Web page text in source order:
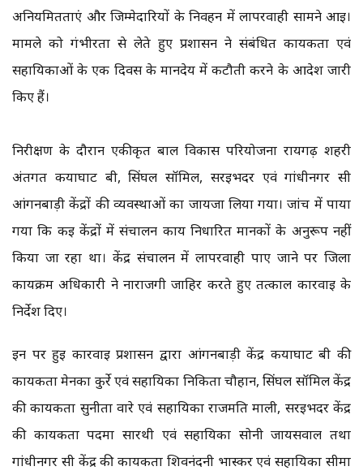
अनियमितताएं और जिम्मेदारियों के निर्वहन में लापरवाही सामने आई।
मामले को गंभीरता से लेते हुए प्रशासन ने संबंधित कार्यकर्ता एवं
सहायिकाओं के एक दिवस के मानदेय में कटौती करने के आदेश जारी
किए हैं।
निरीक्षण के दौरान एकीकृत बाल विकास परियोजना रायगढ़ शहरी
अंतर्गत कयाघाट बी, सिंघल सॉमिल, सरईभदर एवं गांधीनगर सी
आंगनबाड़ी केंद्रों की व्यवस्थाओं का जायजा लिया गया। जांच में पाया
गया कि कई केंद्रों में संचालन कार्य निर्धारित मानकों के अनुरूप नहीं
किया जा रहा था। केंद्र संचालन में लापरवाही पाए जाने पर जिला
कार्यक्रम अधिकारी ने नाराजगी जाहिर करते हुए तत्काल कार्रवाई के
निर्देश दिए।
इन पर हुई कार्रवाई प्रशासन द्वारा आंगनबाड़ी केंद्र कयाघाट बी की
कार्यकर्ता मेनका कुर्रे एवं सहायिका निकिता चौहान, सिंघल सॉमिल केंद्र
की कार्यकर्ता सुनीता वारे एवं सहायिका राजमति माली, सरईभदर केंद्र
की कार्यकर्ता पदमा सारथी एवं सहायिका सोनी जायसवाल तथा
गांधीनगर सी केंद्र की कार्यकर्ता शिवनंदनी भास्कर एवं सहायिका सीमा